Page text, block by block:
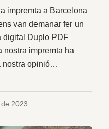
impremta a Barcelona
van demanar fer un
digital Duplo PDF
nostra impremta ha
nostra opinió…
2023